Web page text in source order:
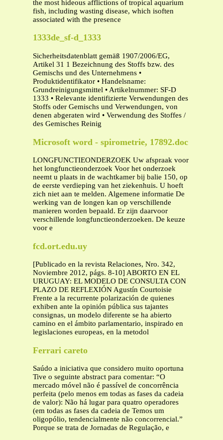
the most hideous afflictions of tropical aquarium
fish, including wasting disease, which isoften
associated with the presence
1333de_sf-d_1333
Sicherheitsdatenblatt gemäß 1907/2006/EG,
Artikel 31 1 Bezeichnung des Stoffs bzw. des
Gemischs und des Unternehmens •
Produktidentifikator • Handelsname:
Grundreinigungsmittel • Artikelnummer: SF-D
1333 • Relevante identifizierte Verwendungen des
Stoffs oder Gemischs und Verwendungen, von
denen abgeraten wird • Verwendung des Stoffes /
des Gemisches Reinig
Microsoft word - spirometrie, 17892.doc
LONGFUNCTIEONDERZOEK Uw afspraak voor
het longfunctieonderzoek Voor het onderzoek
neemt u plaats in de wachtkamer bij balie 150, op
de eerste verdieping van het ziekenhuis. U hoeft
zich niet aan te melden. Algemene informatie De
werking van de longen kan op verschillende
manieren worden bepaald. Er zijn daarvoor
verschillende longfunctieonderzoeken. De keuze
voor e
fcd.ort.edu.uy
[Publicado en la revista Relaciones, Nro. 342,
Noviembre 2012, págs. 8-10] ABORTO EN EL
URUGUAY: EL MODELO DE CONSULTA CON
PLAZO DE REFLEXIÓN Agustín Courtoisie
Frente a la recurrente polarización de quienes
exhiben ante la opinión pública sus tajantes
consignas, un modelo diferente se ha abierto
camino en el ámbito parlamentario, inspirado en
legislaciones europeas, en la metodol
Ferrari careto
Saúdo a iniciativa que considero muito oportuna
Tive o seguinte abstract para comentar: “O
mercado móvel não é passível de concorrência
perfeita (pelo menos em todas as fases da cadeia
de valor): Não há lugar para quatro operadores
(em todas as fases da cadeia de Temos um
oligopólio, tendencialmente não concorrencial.”
Porque se trata de Jornadas de Regulação, e